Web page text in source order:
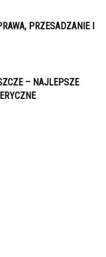
PRZESADZANIE I
– NAJLEPSZE